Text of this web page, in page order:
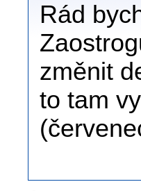
Rád
změnit
to tam